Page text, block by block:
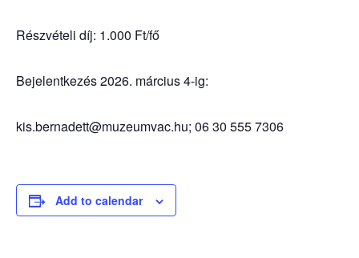
Részvételi díj: 1.000 Ft/fő
Bejelentkezés 2026. március 4-ig:
kis.bernadett@muzeumvac.hu; 06 30 555 7306
Add to calendar